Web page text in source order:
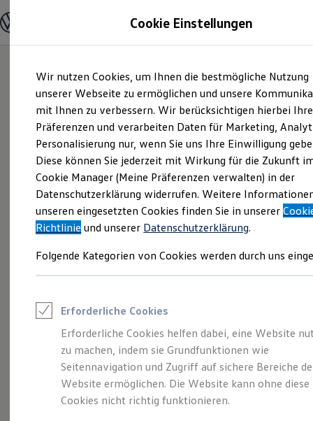
Hauptinhalt
springen
Footer
springen
Modelle und Konfigurator
Modelle vergleichen
Elektroautos
ENERGY Sondermodelle
Nutzfahrzeuge
SUV und CUV
Familienautos
Kombis
Kompaktwagen
Sportwagen
Schnell verfügbare Fahrzeuge
Angebote und Produkte
Aktuelle Angebote
E-Auto-Förderung
Volkswagen Marktplatz
Junge Gebrauchtwagen und Gebrauchtwagen
Saisonangebote
Leasing
Leasing-Angebote
Gebrauchtwagen Leasing
Junge Gebrauchtwagen-Leasing
Elektroauto Leasing
Kleinwagen-Leasing
Leasing ohne Anzahlung
So geht neu.
Entdecken Sie jetzt
Cookie Einstellungen
Wir nutzen Cookies, um Ihnen die bestmögliche Nutzung
unserer Webseite zu ermöglichen und unsere
mit Ihnen zu verbessern. Wir berücksichtigen hierbei Ihre
Präferenzen und verarbeiten Daten für Marketing,
Personalisierung nur, wenn Sie uns Ihre Einwilligung
Diese können Sie jederzeit mit Wirkung für die Zukunft
Cookie Manager (Meine Präferenzen verwalten) in der
Datenschutzerklärung widerrufen. Weitere
unseren eingesetzten Cookies finden Sie in unserer
Richtlinie und unserer Datenschutzerklärung.
Folgende Kategorien von Cookies werden durch uns
Erforderliche Cookies
Erforderliche Cookies helfen dabei, eine Website
zu machen, indem sie Grundfunktionen wie
Seitennavigation und Zugriff auf sichere Bereiche
Website ermöglichen. Die Website kann ohne diese
Cookies nicht richtig funktionieren.